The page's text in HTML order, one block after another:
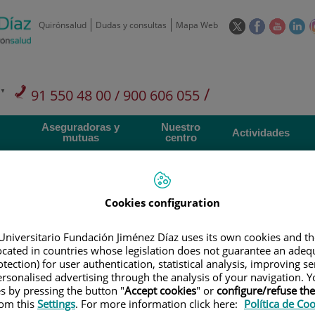
Quirónsalud Dudas y consultas Mapa Web
Este
ventana
nueva.
Este
ventana
nueva.
Este
nueva.
91 550 48 00 / 900 606 055/
Privados: 91 090 05 16
Aseguradoras y
mutuas
Nuestro
centro
Actividades
Investigación
Teléfono de atención al usuario900 301 013
Cookies configuration
Fundación Jiménez Díaz uses its own cookies and
in countries whose legislation does not guarantee an
for user authentication, statistical analysis, improving
advertising through the analysis of your navigation.
by pressing the button "Accept cookies" or configure/refuse
thisSettings. For more information click here: Política de